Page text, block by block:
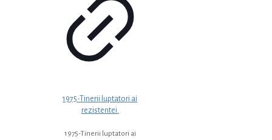
1975-Tinerii luptatori ai
rezistentei.
1975-Tinerii luptatori ai